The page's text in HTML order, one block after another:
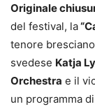
Originale
del festival, la
tenore bresciano
svedese Katja
Orchestra e il
un programma